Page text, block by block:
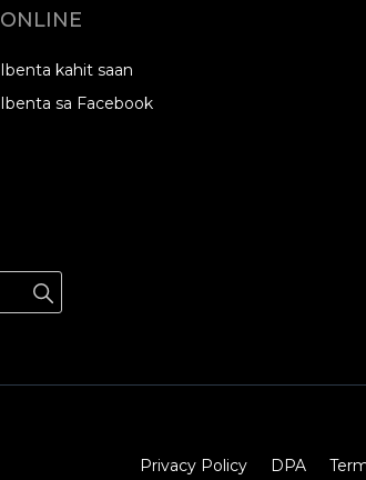
ONLINE
Ibenta kahit saan
Ibenta sa Facebook
Privacy Policy DPA